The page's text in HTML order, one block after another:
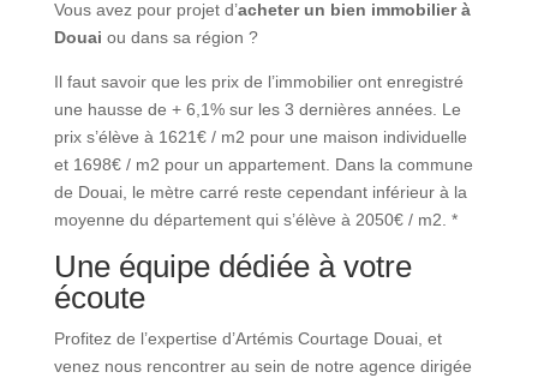
Vous avez pour projet d’acheter un bien immobilier à
Douai ou dans sa région ?
Il faut savoir que les prix de l’immobilier ont enregistré
une hausse de + 6,1% sur les 3 dernières années. Le
prix s’élève à 1621€ / m2 pour une maison individuelle
et 1698€ / m2 pour un appartement. Dans la commune
de Douai, le mètre carré reste cependant inférieur à la
moyenne du département qui s’élève à 2050€ / m2. *
Une équipe dédiée à votre
écoute
Profitez de l’expertise d’Artémis Courtage Douai, et
venez nous rencontrer au sein de notre agence dirigée